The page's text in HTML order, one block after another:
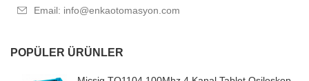
Email: info@enkaotomasyon.com
POPÜLER ÜRÜNLER